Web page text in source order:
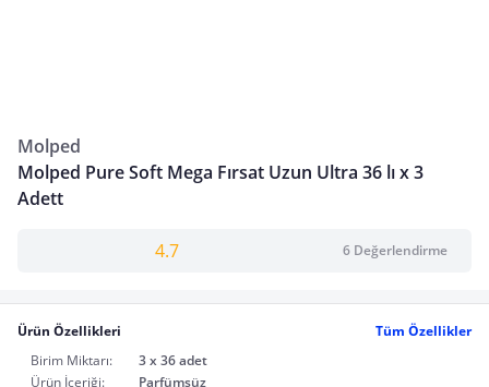
Molped
Molped Pure Soft Mega Fırsat Uzun Ultra 36 lı x 3
Adett
4.7 6 Değerlendirme
Ürün Özellikleri
Tüm Özellikler
Birim Miktarı:
3 x 36 adet
Ürün İçeriği:
Parfümsüz